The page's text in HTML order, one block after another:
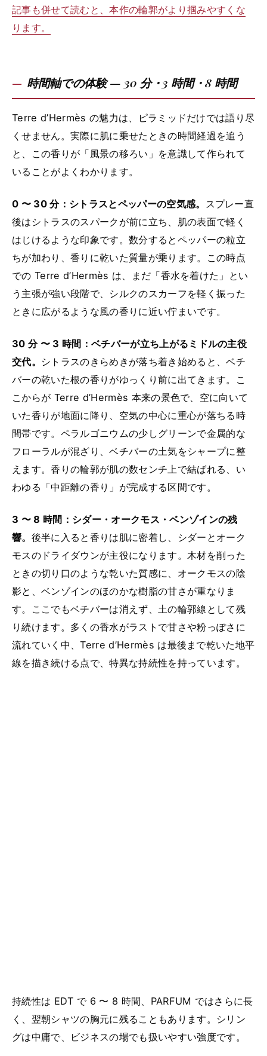
記事も併せて読むと、本作の輪郭がより掴みやすくな
ります。
時間軸での体験 — 30 分・3 時間・8 時間
Terre d’Hermès の魅力は、ピラミッドだけでは語り尽
くせません。実際に肌に乗せたときの時間経過を追う
と、この香りが「風景の移ろい」を意識して作られて
いることがよくわかります。
0 〜 30 分：シトラスとペッパーの空気感。
スプレー直
後はシトラスのスパークが前に立ち、肌の表面で軽く
はじけるような印象です。数分するとペッパーの粒立
ちが加わり、香りに乾いた質量が乗ります。この時点
での Terre d’Hermès は、まだ「香水を着けた」とい
う主張が強い段階で、シルクのスカーフを軽く振った
ときに広がるような風の香りに近い佇まいです。
30 分 〜 3 時間：ベチバーが立ち上がるミドルの主役
交代。 シトラスのきらめきが落ち着き始めると、ベチ
バーの乾いた根の香りがゆっくり前に出てきます。こ
こからが Terre d’Hermès 本来の景色で、空に向いて
いた香りが地面に降り、空気の中心に重心が落ちる時
間帯です。ペラルゴニウムの少しグリーンで金属的な
フローラルが混ざり、ベチバーの土気をシャープに整
えます。香りの輪郭が肌の数センチ上で結ばれる、い
わゆる「中距離の香り」が完成する区間です。
3 〜 8 時間：シダー・オークモス・ベンゾインの残
響。 後半に入ると香りは肌に密着し、シダーとオーク
モスのドライダウンが主役になります。木材を削った
ときの切り口のような乾いた質感に、オークモスの陰
影と、ベンゾインのほのかな樹脂の甘さが重なりま
す。ここでもベチバーは消えず、土の輪郭線として残
り続けます。多くの香水がラストで甘さや粉っぽさに
流れていく中、Terre d’Hermès は最後まで乾いた地平
線を描き続ける点で、特異な持続性を持っています。
持続性は EDT で 6 〜 8 時間、PARFUM ではさらに長
く、翌朝シャツの胸元に残ることもあります。シリン
グは中庸で、ビジネスの場でも扱いやすい強度です。